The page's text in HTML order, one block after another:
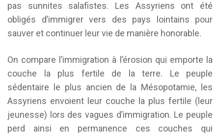
pas sunnites salafistes. Les Assyriens ont été
obligés d’immigrer vers des pays lointains pour
sauver et continuer leur vie de manière honorable.
On compare l’immigration à l’érosion qui emporte la
couche la plus fertile de la terre. Le peuple
sédentaire le plus ancien de la Mésopotamie, les
Assyriens envoient leur couche la plus fertile (leur
jeunesse) lors des vagues d’immigration. Le peuple
perd ainsi en permanence ces couches qui